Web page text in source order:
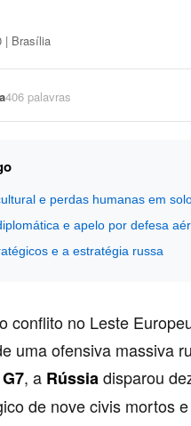
| Brasília
406 palavras
e perdas humanas em
e apelo por defesa
e a estratégia russa
conflito no Leste
uma ofensiva massiva
G7, a Rússiadisparou
de nove civis mortos